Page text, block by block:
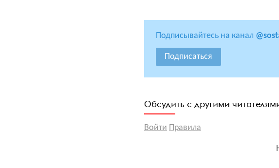
Подписывайтесь на канал
Подписаться
Обсудить с другими
Войти Правила